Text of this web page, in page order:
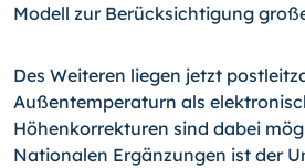
Modell zur Berücksichtigung
Des Weiteren liegen jetzt
Außentemperaturn als
Höhenkorrekturen sind dabei
Nationalen Ergänzungen ist der